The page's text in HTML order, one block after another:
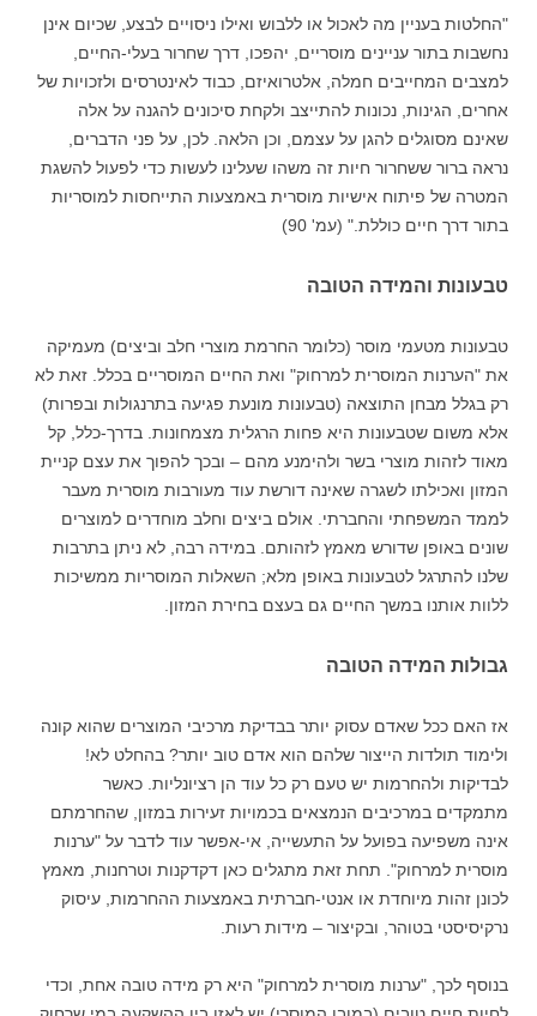
"החלטות בעניין מה לאכול או ללבוש ואילו ניסויים לבצע, שכיום אינן
נחשבות בתור עניינים מוסריים, יהפכו, דרך שחרור בעלי-החיים,
למצבים המחייבים חמלה, אלטרואיזם, כבוד לאינטרסים ולזכויות של
אחרים, הגינות, נכונות להתייצב ולקחת סיכונים להגנה על אלה
שאינם מסוגלים להגן על עצמם, וכן הלאה. לכן, על פני הדברים,
נראה ברור ששחרור חיות זה משהו שעלינו לעשות כדי לפעול להשגת
המטרה של פיתוח אישיות מוסרית באמצעות התייחסות למוסריות
בתור דרך חיים כוללת." (עמ' 90)
טבעונות והמידה הטובה
טבעונות מטעמי מוסר (כלומר החרמת מוצרי חלב וביצים) מעמיקה
את "הערנות המוסרית למרחוק" ואת החיים המוסריים בכלל. זאת לא
רק בגלל מבחן התוצאה (טבעונות מונעת פגיעה בתרנגולות ובפרות)
אלא משום שטבעונות היא פחות הרגלית מצמחונות. בדרך-כלל, קל
מאוד לזהות מוצרי בשר ולהימנע מהם – ובכך להפוך את עצם קניית
המזון ואכילתו לשגרה שאינה דורשת עוד מעורבות מוסרית מעבר
לממד המשפחתי והחברתי. אולם ביצים וחלב מוחדרים למוצרים
שונים באופן שדורש מאמץ לזהותם. במידה רבה, לא ניתן בתרבות
שלנו להתרגל לטבעונות באופן מלא; השאלות המוסריות ממשיכות
ללוות אותנו במשך החיים גם בעצם בחירת המזון.
גבולות המידה הטובה
אז האם ככל שאדם עסוק יותר בבדיקת מרכיבי המוצרים שהוא קונה
ולימוד תולדות הייצור שלהם הוא אדם טוב יותר? בהחלט לא!
לבדיקות ולהחרמות יש טעם רק כל עוד הן רציונליות. כאשר
מתמקדים במרכיבים הנמצאים בכמויות זעירות במזון, שהחרמתם
אינה משפיעה בפועל על התעשייה, אי-אפשר עוד לדבר על "ערנות
מוסרית למרחוק". תחת זאת מתגלים כאן דקדקנות וטרחנות, מאמץ
לכונן זהות מיוחדת או אנטי-חברתית באמצעות ההחרמות, עיסוק
נרקיסיסטי בטוהר, ובקיצור – מידות רעות.
בנוסף לכך, "ערנות מוסרית למרחוק" היא רק מידה טובה אחת, וכדי